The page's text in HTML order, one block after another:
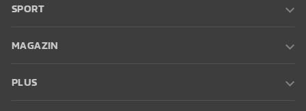
SPORT
MAGAZIN
PLUS